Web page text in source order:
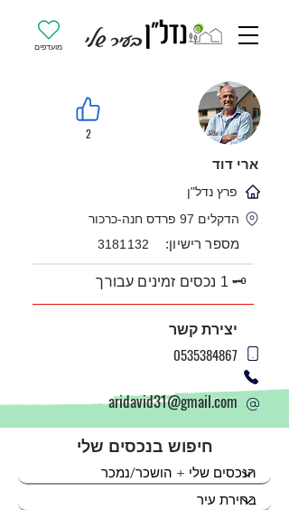
מועדפים
2
ארי דוד
פרץ נדל"ן
הדקלים 97 פרדס חנה-כרכור
3181132
מספר רישיון:
🗝️ 1 נכסים זמינים עבורך
יצירת קשר
0535384867
aridavid31@gmail.com
חיפוש בנכסים שלי